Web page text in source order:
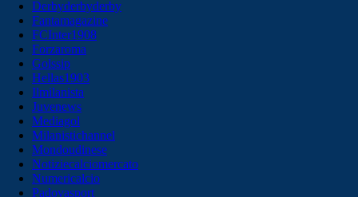
Derbyderbyderby
Fantamagazine
FCInter1908
Forzaroma
Golssip
Hellas1903
Ilmilanista
Juvenews
Mediagol
Milanistichannel
Mondoudinese
Notiziecalciomercato
Numericalcio
Padovasport